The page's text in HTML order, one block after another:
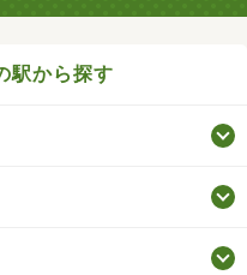
駅から探す